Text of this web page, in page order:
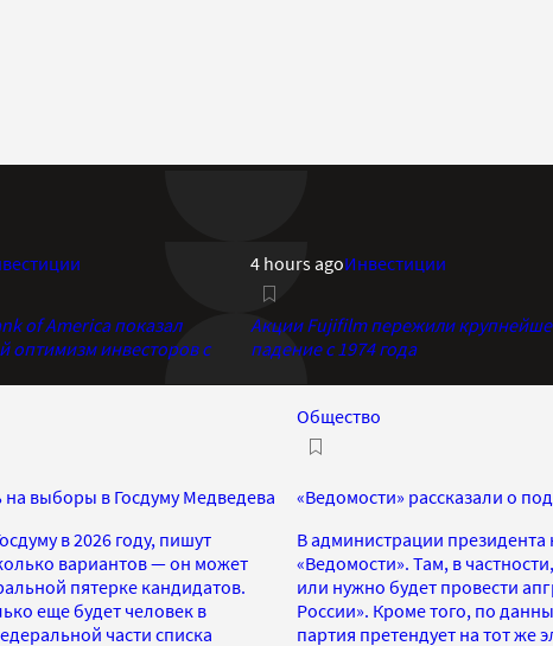
of America показал
оптимизм инвесторов с
4 hours agoИнвестиции
Акции Fujifilm пережили
падение с 1974 года
на выборы в Госдуму Медведева
в 2026 году, пишут
вариантов — он может
пятерке кандидатов.
еще будет человек в
части списка
Общество
«Ведомости» рассказали о
В администрации президента
«Ведомости». Там, в
или нужно будет провести
России». Кроме того, по
партия претендует на тот же